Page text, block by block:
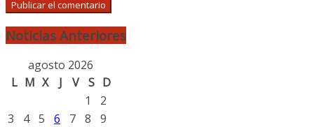
Noticias Anteriores
agosto 2026
L M X J V S D
1
2
3
4 5 6 7 8 9